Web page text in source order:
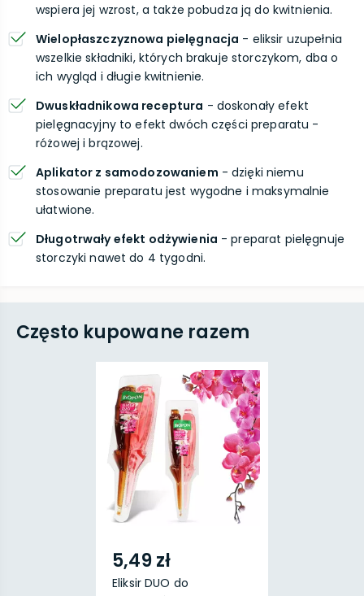
wspiera jej wzrost, a także pobudza ją do kwitnienia.
Wielopłaszczyznowa pielęgnacja - eliksir uzupełnia
wszelkie składniki, których brakuje storczykom, dba o
ich wygląd i długie kwitnienie.
Dwuskładnikowa receptura - doskonały efekt
pielęgnacyjny to efekt dwóch części preparatu -
różowej i brązowej.
Aplikator z samodozowaniem - dzięki niemu
stosowanie preparatu jest wygodne i maksymalnie
ułatwione.
Długotrwały efekt odżywienia - preparat pielęgnuje
storczyki nawet do 4 tygodni.
Często kupowane razem
5,49 zł
Eliksir DUO do